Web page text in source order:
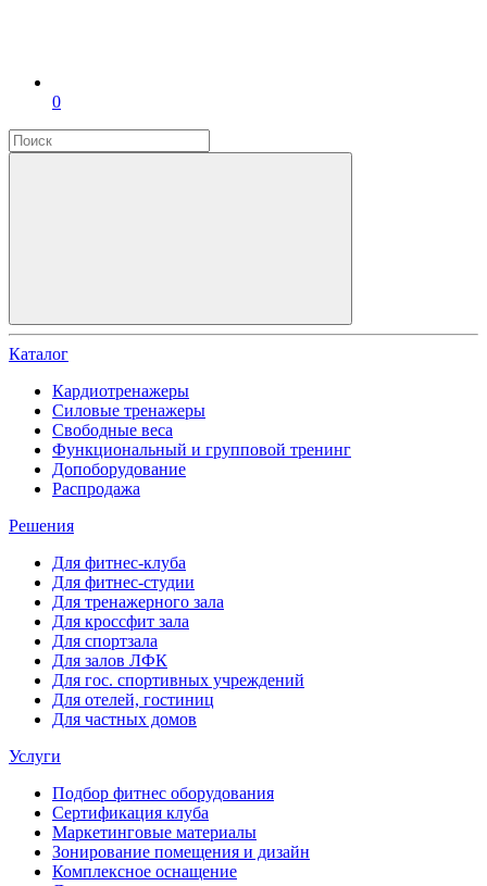
0
Каталог
Кардиотренажеры
Силовые тренажеры
Свободные веса
Функциональный и групповой тренинг
Допоборудование
Распродажа
Решения
Для фитнес-клуба
Для фитнес-студии
Для тренажерного зала
Для кроссфит зала
Для спортзала
Для залов ЛФК
Для гос. спортивных учреждений
Для отелей, гостиниц
Для частных домов
Услуги
Подбор фитнес оборудования
Сертификация клуба
Маркетинговые материалы
Зонирование помещения и дизайн
Комплексное оснащение